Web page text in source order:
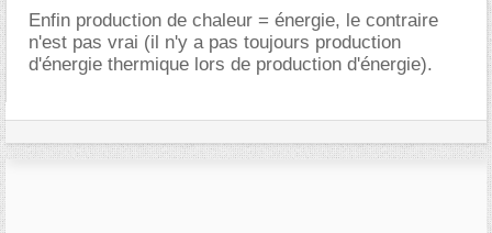
Enfin production de chaleur = énergie, le contraire
n'est pas vrai (il n'y a pas toujours production
d'énergie thermique lors de production d'énergie).